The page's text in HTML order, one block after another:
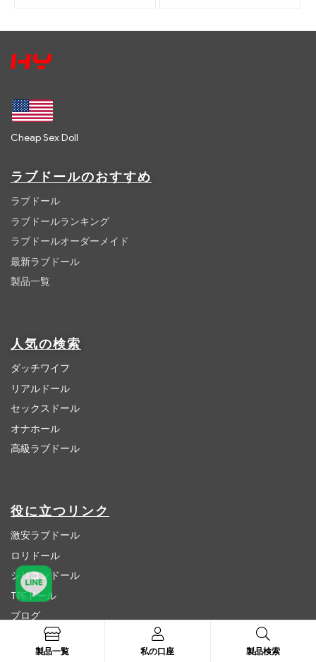
Cheap Sex Doll
ラブドールのおすすめ
ラブドール
ラブドールランキング
ラブドールオーダーメイド
最新ラブドール
製品一覧
人気の検索
ダッチワイフ
リアルドール
セックスドール
オナホール
高級ラブドール
役に立つリンク
激安ラブドール
ロリドール
シリコンドール
TPEドール
ブログ
製品一覧 私の口座 製品検索